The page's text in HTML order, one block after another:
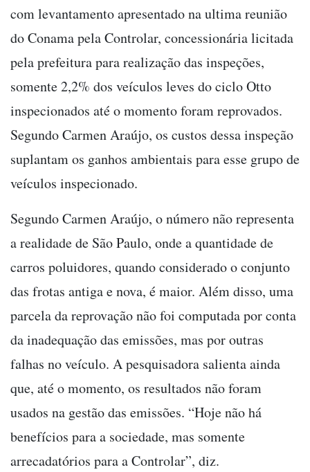
com levantamento apresentado na ultima reunião
do Conama pela Controlar, concessionária licitada
pela prefeitura para realização das inspeções,
somente 2,2% dos veículos leves do ciclo Otto
inspecionados até o momento foram reprovados.
Segundo Carmen Araújo, os custos dessa inspeção
suplantam os ganhos ambientais para esse grupo de
veículos inspecionado.
Segundo Carmen Araújo, o número não representa
a realidade de São Paulo, onde a quantidade de
carros poluidores, quando considerado o conjunto
das frotas antiga e nova, é maior. Além disso, uma
parcela da reprovação não foi computada por conta
da inadequação das emissões, mas por outras
falhas no veículo. A pesquisadora salienta ainda
que, até o momento, os resultados não foram
usados na gestão das emissões. “Hoje não há
benefícios para a sociedade, mas somente
arrecadatórios para a Controlar”, diz.